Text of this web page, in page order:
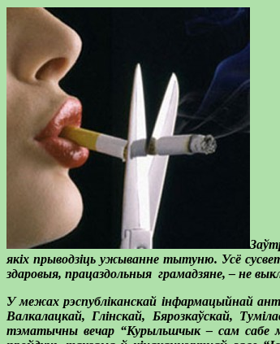
якіх прыводзіць ужыванне тытуню. Усё
здаровыя, працаздольныя грамадзяне, – не
У межах рэспубліканскай інфармацыйнай
Валкалацкай, Глінскай, Бярозкаўскай,
тэматычны вечар “Курыльшчык – сам сабе